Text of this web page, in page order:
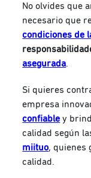
No olvides que
necesario que
condiciones de
asegurada.
Si quieres
empresa
confiable y
calidad según
miituo, quienes
calidad.